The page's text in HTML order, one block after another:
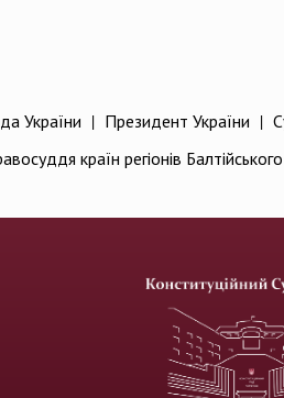
України | Президент України |
країн регіонів